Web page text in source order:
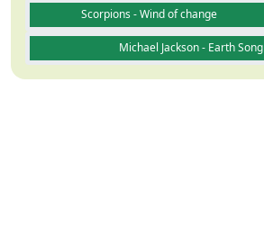
Scorpions - Wind of change
Michael Jackson - Earth Song